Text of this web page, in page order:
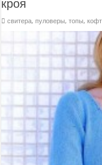
кроя
свитера, пуловеры, топы,